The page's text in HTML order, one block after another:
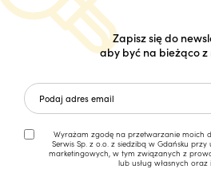
Zapisz się do
aby być na bieżąco z
Wyrażam zgodę na przetwarzanie moich
Serwis Sp. z o.o. z siedzibą w Gdańsku
marketingowych, w tym związanych z
lub usług własnych oraz